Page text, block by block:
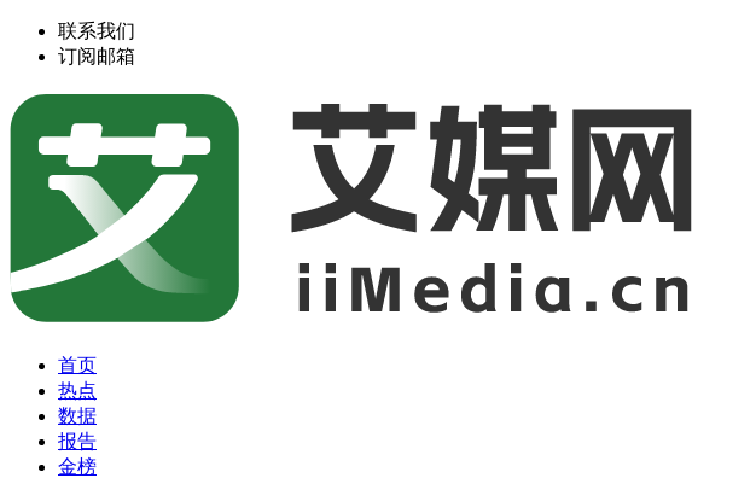
联系我们
订阅邮箱
首页
热点
数据
报告
金榜